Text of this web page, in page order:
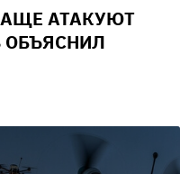
АТАКУЮТ
ОБЪЯСНИЛ